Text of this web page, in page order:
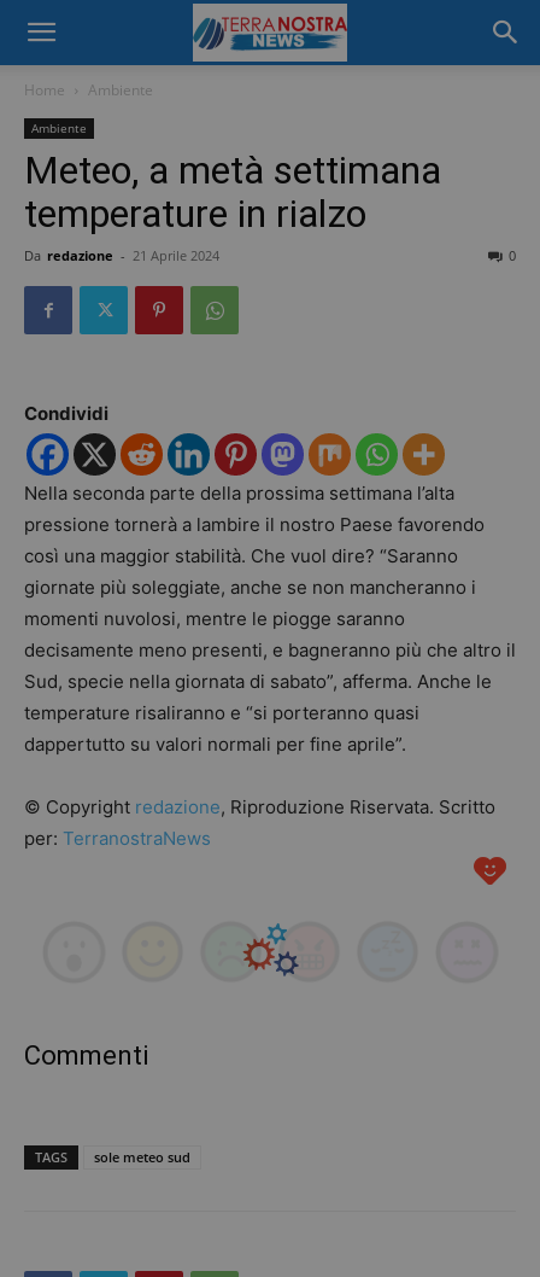
Home Ambiente
Ambiente
Meteo, a metà settimana
temperature in rialzo
Da redazione - 21 Aprile 2024 0
Condividi
Nella seconda parte della prossima settimana l’alta
pressione tornerà a lambire il nostro Paese favorendo
così una maggior stabilità. Che vuol dire? “Saranno
giornate più soleggiate, anche se non mancheranno i
momenti nuvolosi, mentre le piogge saranno
decisamente meno presenti, e bagneranno più che altro il
Sud, specie nella giornata di sabato”, afferma. Anche le
temperature risaliranno e “si porteranno quasi
dappertutto su valori normali per fine aprile”.
© Copyright redazione, Riproduzione Riservata. Scritto
per: TerranostraNews
Commenti
TAGS sole meteo sud